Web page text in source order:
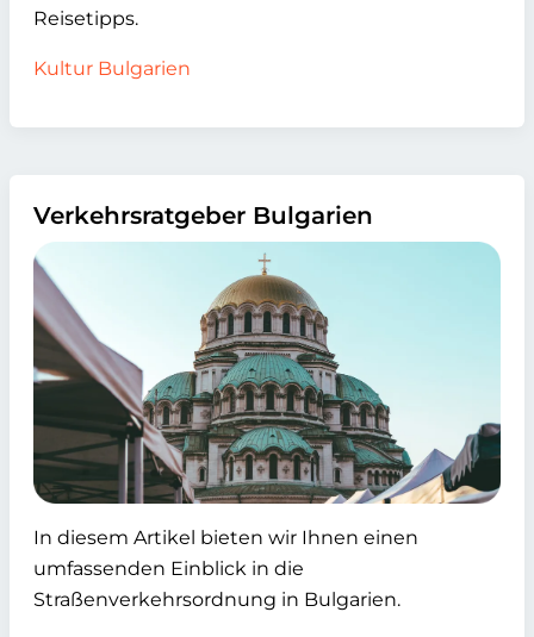
Reisetipps.
Kultur Bulgarien
Verkehrsratgeber Bulgarien
In diesem Artikel bieten wir Ihnen einen
umfassenden Einblick in die
Straßenverkehrsordnung in Bulgarien.